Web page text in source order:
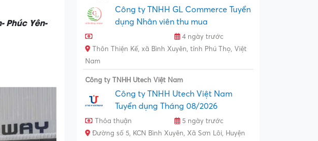
Phúc Yên-
Công ty TNHH GL Commerce Tuyển
dụng Nhân viên thu mua
4 ngày trước
Thôn Thiện Kế, xã Bình Xuyên, tỉnh Phú Thọ, Việt
Nam
Công ty TNHH Utech Việt Nam
Công ty TNHH Utech Việt Nam
Tuyển dụng Tháng 08/2026
Thỏa thuận
5 ngày trước
Đường số 5, KCN Bình Xuyên, Xã Sơn Lôi, Huyện